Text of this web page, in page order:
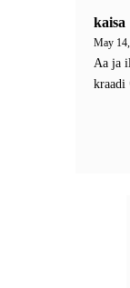
kaisa
May
Aa ja
kraadi